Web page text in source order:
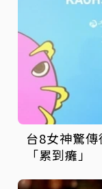
台8女神驚
「累到癱」